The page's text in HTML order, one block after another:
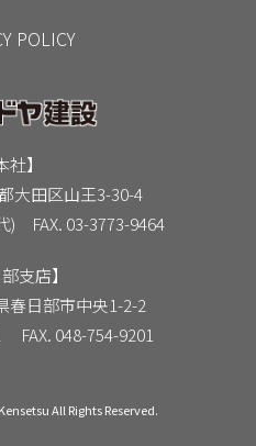
POLICY
社】
大田区山王3-30-4
) FAX. 03-3773-9464
支店】
春日部市中央1-2-2
FAX. 048-754-9201
All Rights Reserved.